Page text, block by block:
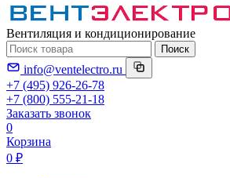
Вентиляция и кондиционирование
Поиск
info@ventelectro.ru
+7 (495) 926-26-78
+7 (800) 555-21-18
Заказать звонок
0
Корзина
0 ₽